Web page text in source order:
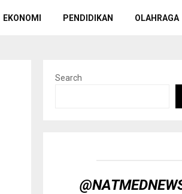
EKONOMI PENDIDIKAN OLAHRAGA
Search